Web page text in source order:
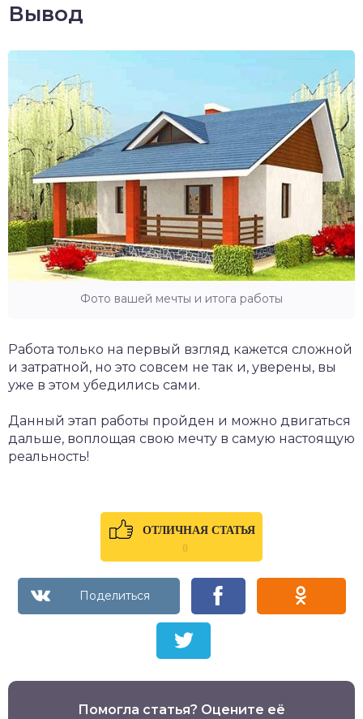
Вывод
Фото вашей мечты и итога работы
Работа только на первый взгляд кажется сложной
и затратной, но это совсем не так и, уверены, вы
уже в этом убедились сами.
Данный этап работы пройден и можно двигаться
дальше, воплощая свою мечту в самую настоящую
реальность!
ОТЛИЧНАЯ СТАТЬЯ
0
Помогла статья? Оцените её